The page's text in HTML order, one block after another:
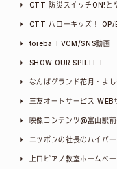
CTT 防災スイッチON!と
CTT ハローキッズ！ OP/
toieba TVCM/SNS動画
SHOW OUR SPILIT I
なんばグランド花月・よ
三友オートサービス WEB
映像コンテンツ@富山駅
ニッポンの社長のハイパ
上口ピアノ教室ホームペー